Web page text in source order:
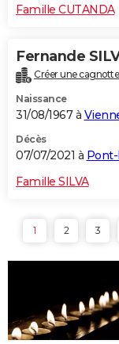
Famille CUTANDA
Fernande
Créer une
Naissance
31/08/1967 à
Décès
07/07/2021 à
Famille SILVA
1 2 3